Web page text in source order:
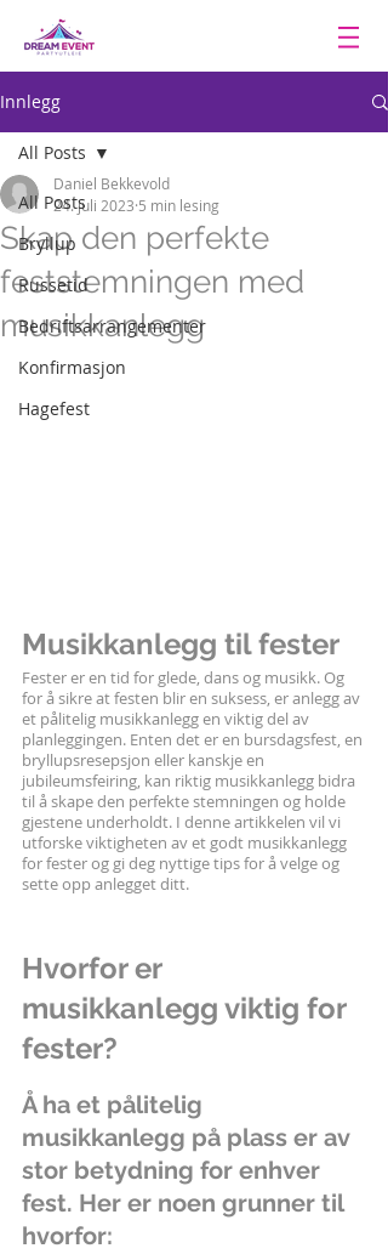
Innlegg
All Posts
Bryllup
Russetid
Bedriftsarrangementer
Konfirmasjon
Hagefest
All Posts
Skap den perfekte
feststemningen med
musikkanlegg
Daniel Bekkevold
24. juli 2023 5 min lesing
Musikkanlegg til fester
Fester er en tid for glede, dans og musikk. Og
for å sikre at festen blir en suksess, er anlegg av
et pålitelig musikkanlegg en viktig del av
planleggingen. Enten det er en bursdagsfest, en
bryllupsresepsjon eller kanskje en
jubileumsfeiring, kan riktig musikkanlegg bidra
til å skape den perfekte stemningen og holde
gjestene underholdt. I denne artikkelen vil vi
utforske viktigheten av et godt musikkanlegg
for fester og gi deg nyttige tips for å velge og
sette opp anlegget ditt.
Hvorfor er
musikkanlegg viktig for
fester?
Å ha et pålitelig
musikkanlegg på plass er av
stor betydning for enhver
fest. Her er noen grunner til
hvorfor: